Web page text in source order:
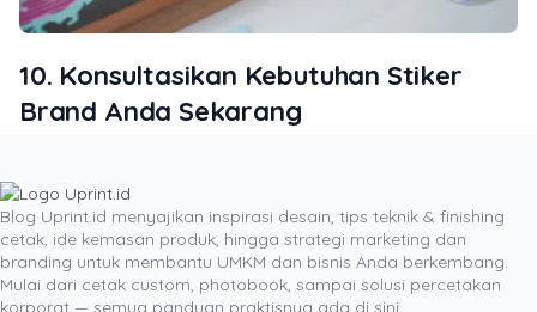
10. Konsultasikan Kebutuhan Stiker
Brand Anda Sekarang
biaya cetak membengkak dengan berkonsultasi
langsung pada tim ahli cetak dari Uprint.id. Pastikan
stiker brand Anda dicetak dengan presisi tinggi dan
bahan terbaik demi membangun kepercayaan
pelanggan. Hubungi kami hari ini melalui layanan cetak
Blog Uprint.id menyajikan inspirasi desain, tips teknik & finishing
cetak, ide kemasan produk, hingga strategi marketing dan
branding untuk membantu UMKM dan bisnis Anda berkembang.
Mulai dari cetak custom, photobook, sampai solusi percetakan
korporat — semua panduan praktisnya ada di sini.